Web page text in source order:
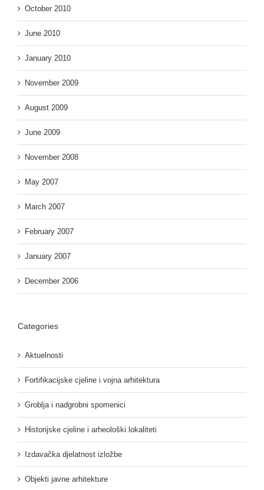
October 2010
June 2010
January 2010
November 2009
August 2009
June 2009
November 2008
May 2007
March 2007
February 2007
January 2007
December 2006
Categories
Aktuelnosti
Fortifikacijske cjeline i vojna arhitektura
Groblja i nadgrobni spomenici
Historijske cjeline i arheološki lokaliteti
Izdavačka djelatnost izložbe
Objekti javne arhitekture